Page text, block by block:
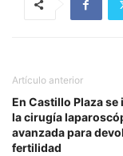
Artículo anterior
En Castillo Plaza se
la cirugía
avanzada para
fertilidad